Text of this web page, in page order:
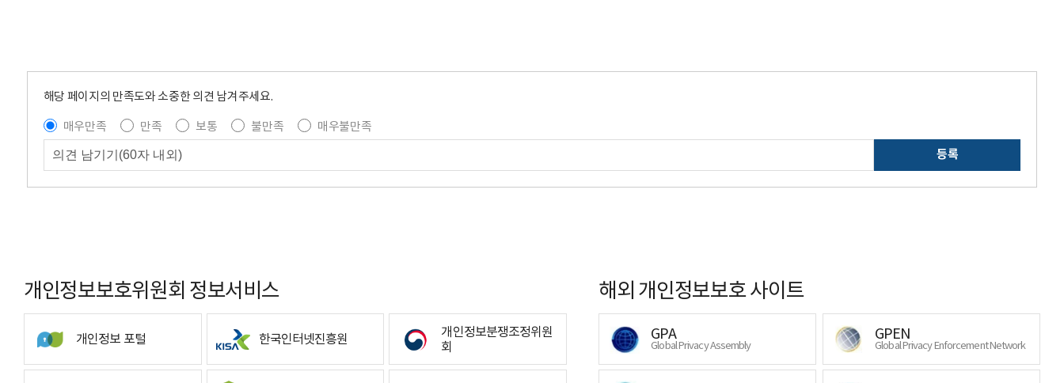
해당 페이지의 만족도와 소중한 의견 남겨주세요.
매우만족
만족 보통 불만족
매우불만족
등록
개인정보보호위원회 정보서비스
개인정보 포털 한국인터넷진흥원
개인정보분쟁조정위원
회
해외 개인정보보호 사이트
GPA
Global Privacy Assembly
GPEN
Global Privacy Enforcement Network